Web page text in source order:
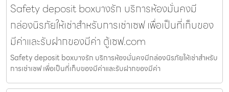
Safety deposit boxบางรัก บริการห้องมั่นคงมี
กล่องนิรภัยให้เช่าสำหรับการเช่าเซฟ เพื่อเป็นที่เก็บของ
มีค่าและรับฝากของมีค่า ตู้เซฟ.com
Safety deposit boxบางรัก บริการห้องมั่นคงมีกล่องนิรภัยให้เช่าสำหรับ
การเช่าเซฟ เพื่อเป็นที่เก็บของมีค่าและรับฝากของมีค่า